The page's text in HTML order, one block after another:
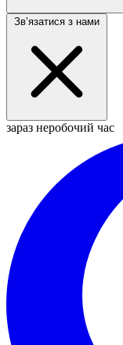
Звʼязатися з нами
зараз неробочий час